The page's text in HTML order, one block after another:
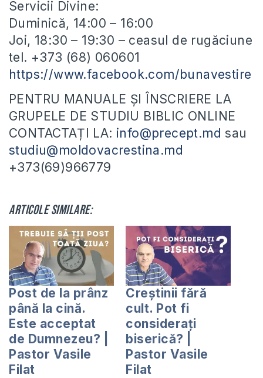
Servicii Divine:
Duminică, 14:00 – 16:00
Joi, 18:30 – 19:30 – ceasul de rugăciune
tel. +373 (68) 060601
https://www.facebook.com/bunavestire
PENTRU MANUALE ȘI ÎNSCRIERE LA
GRUPELE DE STUDIU BIBLIC ONLINE
CONTACTAȚI LA: info@precept.md sau
studiu@moldovacrestina.md
+373(69)966779
Articole similare:
Post de la prânz
până la cină.
Este acceptat
de Dumnezeu? |
Pastor Vasile
Filat
Creștinii fără
cult. Pot fi
considerați
biserică? |
Pastor Vasile
Filat